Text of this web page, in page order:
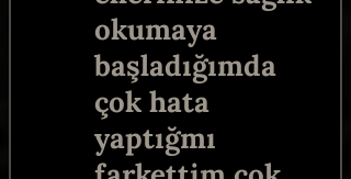
okumaya
başladığımda
çok hata
yaptığmı